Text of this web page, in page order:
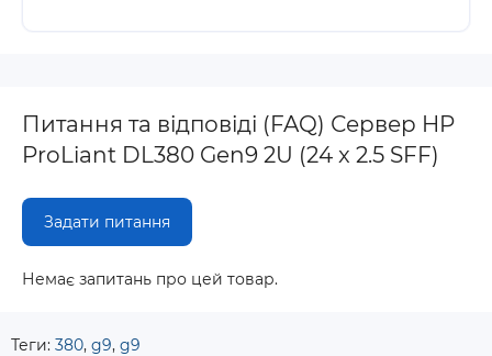
Питання та відповіді (FAQ) Сервер HP
ProLiant DL380 Gen9 2U (24 x 2.5 SFF)
Задати питання
Немає запитань про цей товар.
Теги: 380, g9, g9